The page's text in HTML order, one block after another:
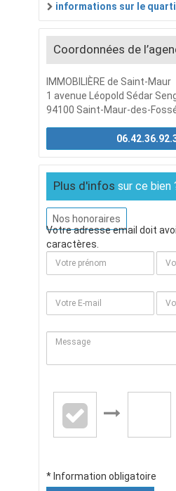
informations sur le
Coordonnées de
IMMOBILIÈRE de Saint-Maur
1 avenue Léopold Sédar
94100 Saint-Maur-des-
Plus d'infos sur ce bien
Nos honoraires
Votre adresse email doit
caractères.
* Information obligatoire